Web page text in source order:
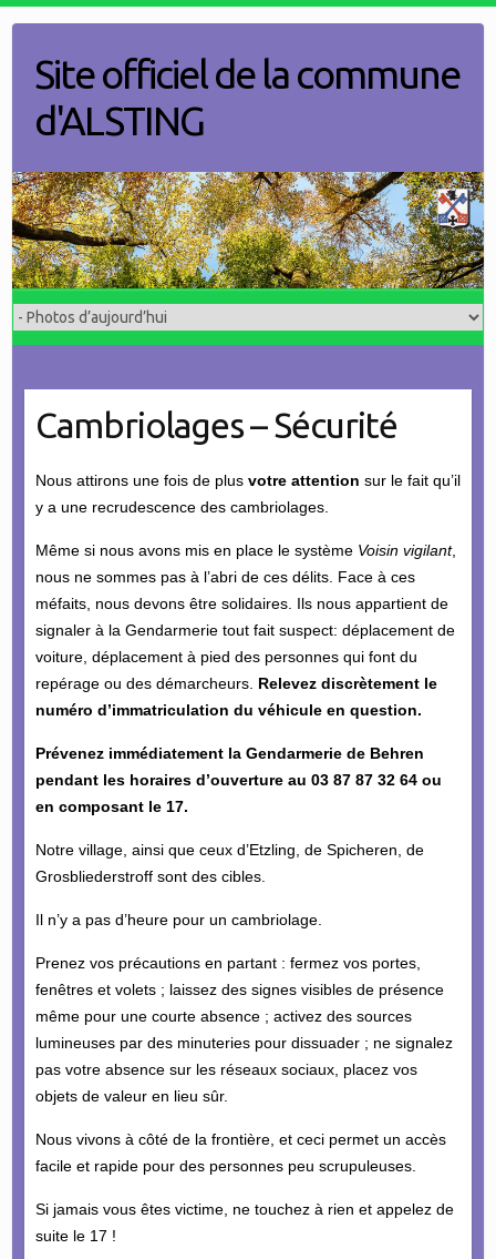
contentSite officiel de la commune
d'ALSTING
Cambriolages – Sécurité
Nous attirons une fois de plus votre attention sur le fait qu’il
y a une recrudescence des cambriolages.
Même si nous avons mis en place le système Voisin vigilant,
nous ne sommes pas à l’abri de ces délits. Face à ces
méfaits, nous devons être solidaires. Ils nous appartient de
signaler à la Gendarmerie tout fait suspect: déplacement de
voiture, déplacement à pied des personnes qui font du
repérage ou des démarcheurs. Relevez discrètement le
numéro d’immatriculation du véhicule en question.
Prévenez immédiatement la Gendarmerie de Behren
pendant les horaires d’ouverture au 03 87 87 32 64 ou
en composant le 17.
Notre village, ainsi que ceux d’Etzling, de Spicheren, de
Grosbliederstroff sont des cibles.
Il n’y a pas d’heure pour un cambriolage.
Prenez vos précautions en partant : fermez vos portes,
fenêtres et volets ; laissez des signes visibles de présence
même pour une courte absence ; activez des sources
lumineuses par des minuteries pour dissuader ; ne signalez
pas votre absence sur les réseaux sociaux, placez vos
objets de valeur en lieu sûr.
Nous vivons à côté de la frontière, et ceci permet un accès
facile et rapide pour des personnes peu scrupuleuses.
Si jamais vous êtes victime, ne touchez à rien et appelez de
suite le 17 !